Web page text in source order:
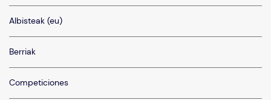
Albisteak (eu)
Berriak
Competiciones